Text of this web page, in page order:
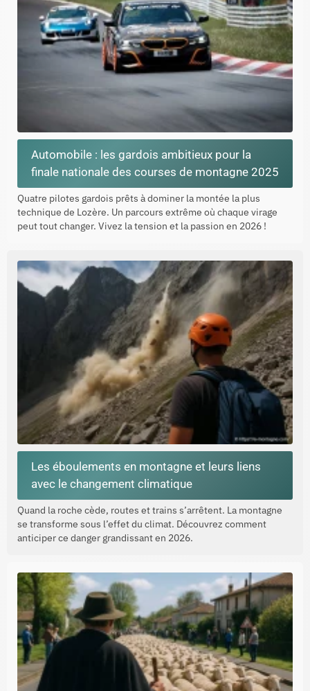
Automobile : les gardois ambitieux pour la
finale nationale des courses de montagne 2025
Quatre pilotes gardois prêts à dominer la montée la plus
technique de Lozère. Un parcours extrême où chaque virage
peut tout changer. Vivez la tension et la passion en 2026 !
Les éboulements en montagne et leurs liens
avec le changement climatique
Quand la roche cède, routes et trains s’arrêtent. La montagne
se transforme sous l’effet du climat. Découvrez comment
anticiper ce danger grandissant en 2026.